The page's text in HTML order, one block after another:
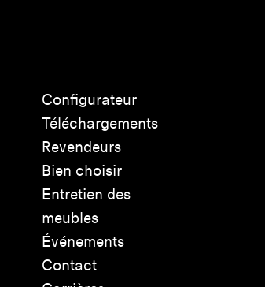
Configurateur
Téléchargements
Revendeurs
Bien choisir
Entretien des
meubles
Événements
Contact